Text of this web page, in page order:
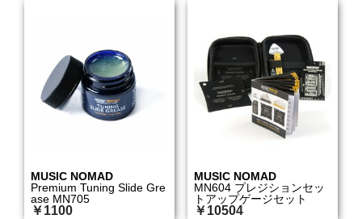
MUSIC NOMAD
Premium Tuning Slide Gre
ase MN705
￥1100
MUSIC NOMAD
MN604 プレジションセッ
トアップゲージセット
￥10504